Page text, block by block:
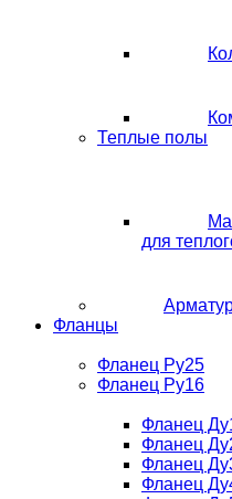
Теплые полы
для
Фланцы
Фланец Ру25
Фланец Ру16
Фланец
Фланец
Фланец
Фланец